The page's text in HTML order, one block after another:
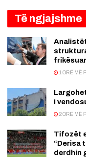
Të ngjajshme
1 ORË MË
i
2 ORË MË
Tifozët
“Derisa
derdhin